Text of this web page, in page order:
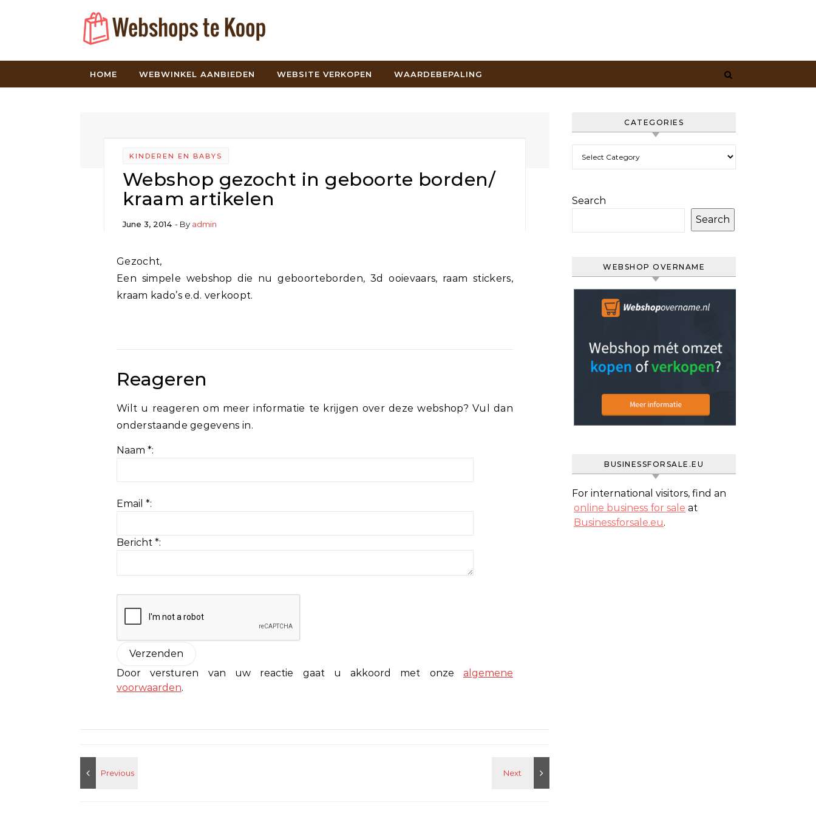
HOME WEBWINKEL AANBIEDEN WEBSITE VERKOPEN WAARDEBEPALING
KINDEREN EN BABYS
Webshop gezocht in geboorte borden/
kraam artikelen
June 3, 2014 - By admin
Gezocht,
Een simpele webshop die nu geboorteborden, 3d ooievaars, raam stickers,
kraam kado’s e.d. verkoopt.
Reageren
Wilt u reageren om meer informatie te krijgen over deze webshop? Vul dan
onderstaande gegevens in.
Naam *:
Email *:
Bericht *:
Door versturen van uw reactie gaat u akkoord met onze algemene
voorwaarden.
CATEGORIES
Search
Search
WEBSHOP OVERNAME
BUSINESSFORSALE.EU
For international visitors, find an
online business for sale at
Businessforsale.eu.